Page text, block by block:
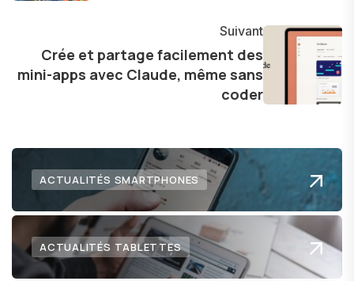
Suivant
Crée et partage facilement des
mini-apps avec Claude, même sans
coder
ACTUALITÉS SMARTPHONES
ACTUALITÉS TABLETTES